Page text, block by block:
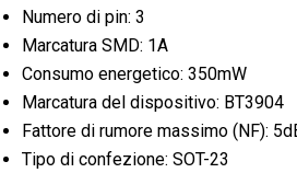
Numero di pin: 3
Marcatura SMD: 1A
Consumo energetico: 350mW
Marcatura del dispositivo: BT3904
Fattore di rumore massimo (NF):
Tipo di confezione: SOT-23